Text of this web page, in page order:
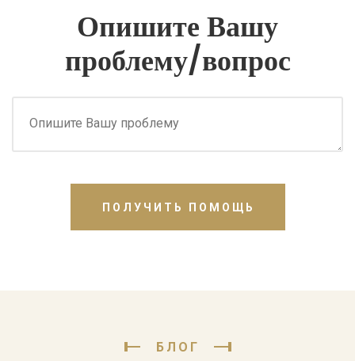
Опишите Вашу
проблему/вопрос
ПОЛУЧИТЬ ПОМОЩЬ
БЛОГ